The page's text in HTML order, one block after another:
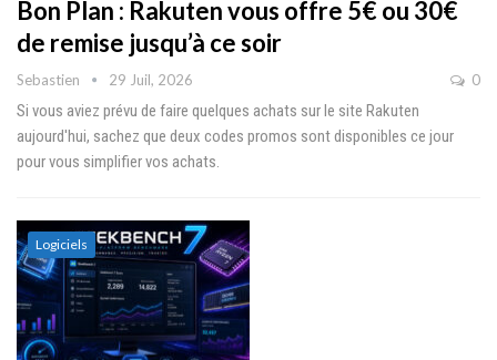
Bon Plan : Rakuten vous offre 5€ ou 30€
de remise jusqu’à ce soir
Sebastien 29 Juil, 2026 0
Si vous aviez prévu de faire quelques achats sur le site Rakuten
aujourd'hui, sachez que deux codes promos sont disponibles ce jour
pour vous simplifier vos achats.
Logiciels